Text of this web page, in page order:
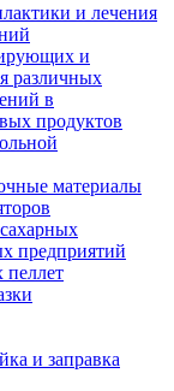
и лечения
и
различных
в
продуктов
материалы
предприятий
пеллет
и заправка